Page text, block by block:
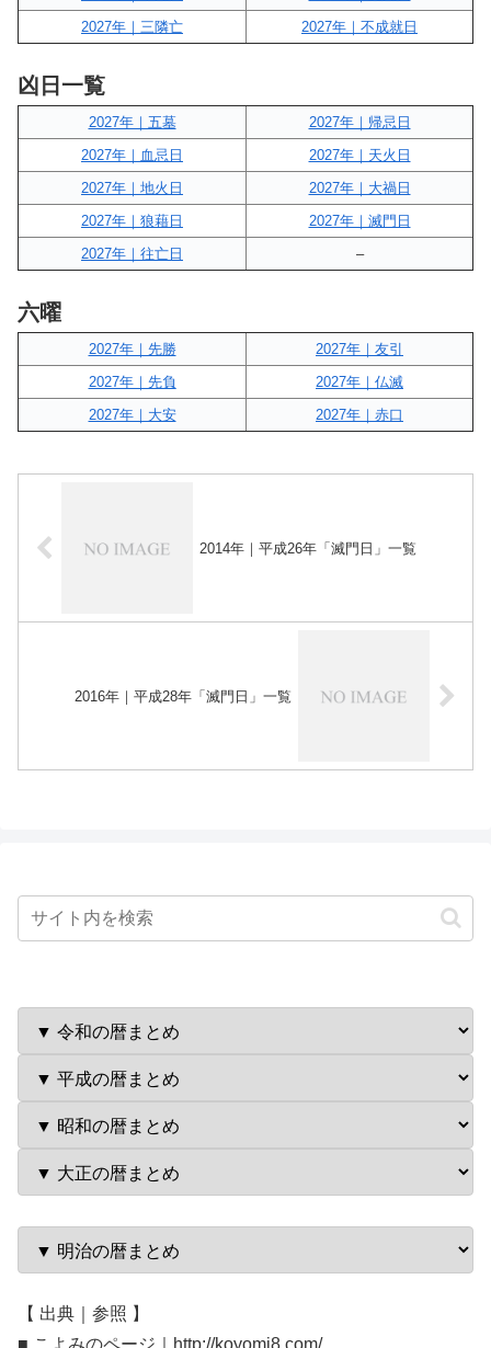
2027年｜三隣亡
2027年｜不成就日
凶日一覧
2027年｜五墓
2027年｜帰忌日
2027年｜血忌日
2027年｜天火日
2027年｜地火日
2027年｜大禍日
2027年｜狼藉日
2027年｜滅門日
2027年｜往亡日
–
六曜
2027年｜先勝
2027年｜友引
2027年｜先負
2027年｜仏滅
2027年｜大安
2027年｜赤口
2014年｜平成26年「滅門日」一覧
2016年｜平成28年「滅門日」一覧
【 出典｜参照 】
■ こよみのページ｜http://koyomi8.com/